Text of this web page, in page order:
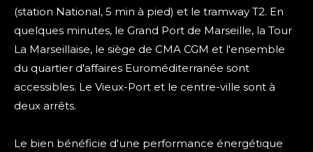
(station National, 5 min à pied) et le tramway T2. En
quelques minutes, le Grand Port de Marseille, la Tour
La Marseillaise, le siège de CMA CGM et l'ensemble
du quartier d'affaires Euroméditerranée sont
accessibles. Le Vieux-Port et le centre-ville sont à
deux arrêts.
Le bien bénéficie d'une performance énergétique